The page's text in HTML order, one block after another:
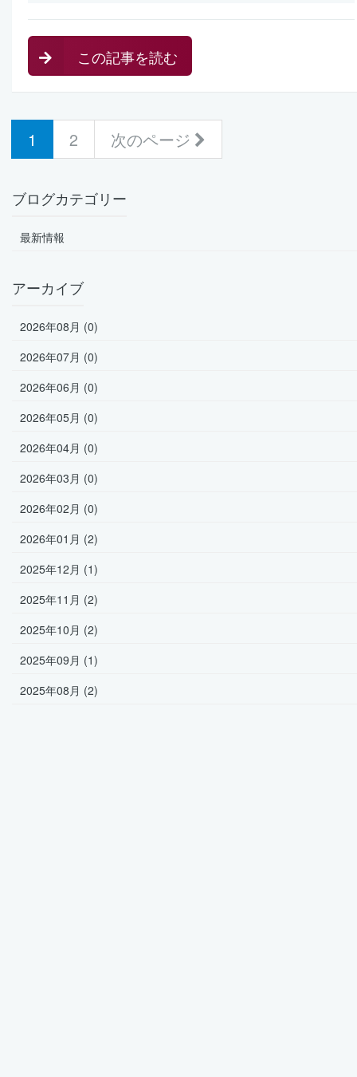
この記事を読む
1 (current)
2 次のページ
ブログカテゴリー
最新情報
アーカイブ
2026年08月 (0)
2026年07月 (0)
2026年06月 (0)
2026年05月 (0)
2026年04月 (0)
2026年03月 (0)
2026年02月 (0)
2026年01月 (2)
2025年12月 (1)
2025年11月 (2)
2025年10月 (2)
2025年09月 (1)
2025年08月 (2)